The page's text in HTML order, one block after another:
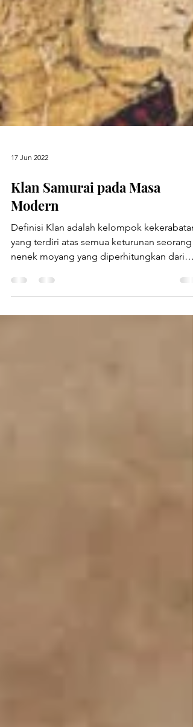
17 Jun 2022
Klan Samurai pada Masa
Modern
Definisi Klan adalah kelompok kekerabatan
yang terdiri atas semua keturunan seorang
nenek moyang yang diperhitungkan dari
garis keturunan...